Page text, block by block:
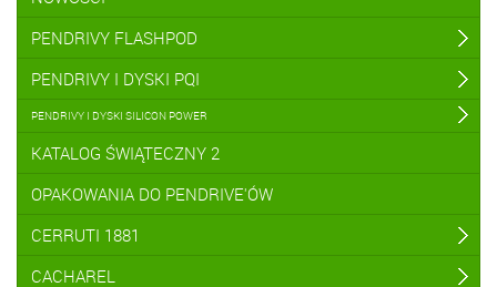
PENDRIVY FLASHPOD
PENDRIVY I DYSKI PQI
PENDRIVY I DYSKI SILICON POWER
KATALOG ŚWIĄTECZNY 2
OPAKOWANIA DO PENDRIVE'ÓW
CERRUTI 1881
CACHAREL